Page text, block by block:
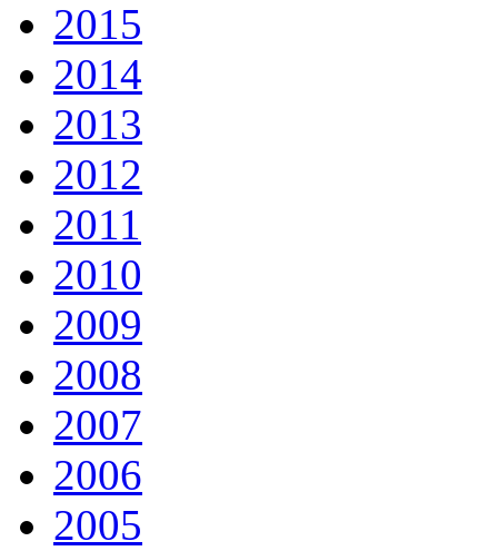
2015
2014
2013
2012
2011
2010
2009
2008
2007
2006
2005